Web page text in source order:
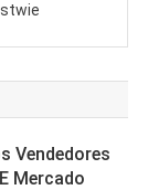
Vendedores
Mercado